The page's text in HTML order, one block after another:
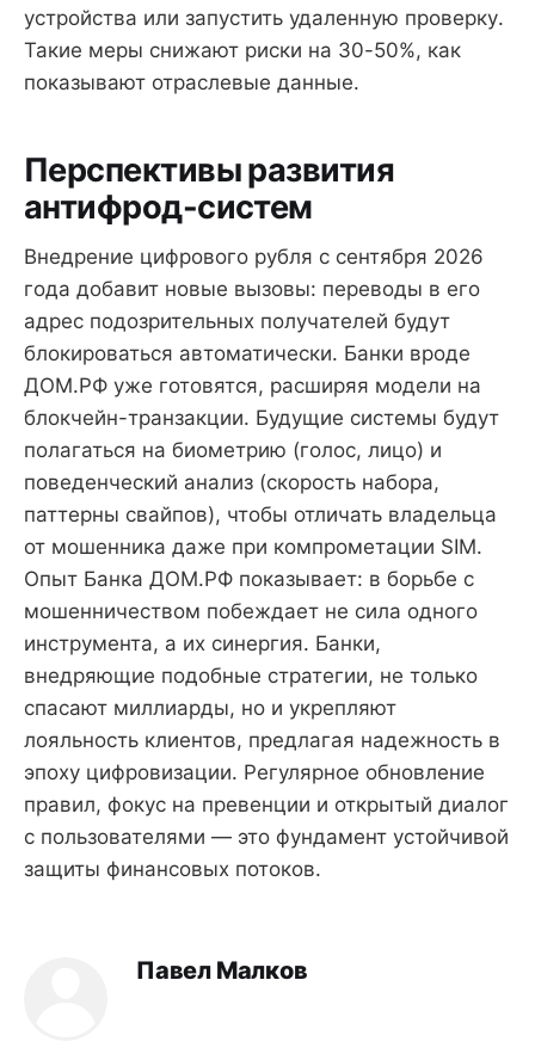
устройства или запустить удаленную проверку.
Такие меры снижают риски на 30-50%, как
показывают отраслевые данные.
Перспективы развития
антифрод-систем
Внедрение цифрового рубля с сентября 2026
года добавит новые вызовы: переводы в его
адрес подозрительных получателей будут
блокироваться автоматически. Банки вроде
ДОМ.РФ уже готовятся, расширяя модели на
блокчейн-транзакции. Будущие системы будут
полагаться на биометрию (голос, лицо) и
поведенческий анализ (скорость набора,
паттерны свайпов), чтобы отличать владельца
от мошенника даже при компрометации SIM.
Опыт Банка ДОМ.РФ показывает: в борьбе с
мошенничеством побеждает не сила одного
инструмента, а их синергия. Банки,
внедряющие подобные стратегии, не только
спасают миллиарды, но и укрепляют
лояльность клиентов, предлагая надежность в
эпоху цифровизации. Регулярное обновление
правил, фокус на превенции и открытый диалог
с пользователями — это фундамент устойчивой
защиты финансовых потоков.
Павел Малков